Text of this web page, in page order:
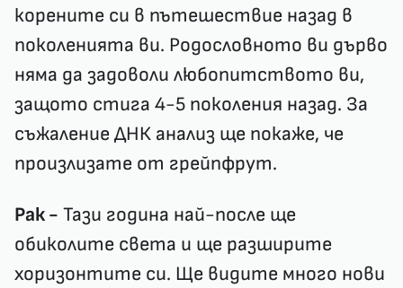
корените си в пътешествие назад в
поколенията ви. Родословното ви дърво
няма да задоволи любопитството ви,
защото стига 4-5 поколения назад. За
съжаление ДНК анализ ще покаже, че
произлизате от грейпфрут.
Рак - Тази година най-после ще
обиколите света и ще разширите
хоризонтите си. Ще видите много нови